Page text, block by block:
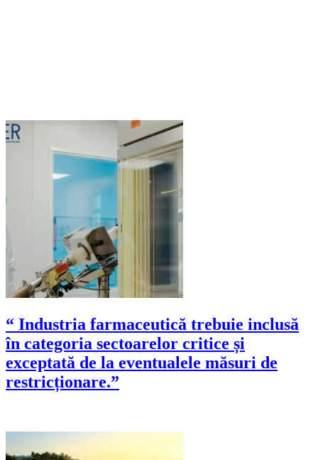
“ Industria farmaceutică trebuie inclusă
în categoria sectoarelor critice și
exceptată de la eventualele măsuri de
restricționare.”